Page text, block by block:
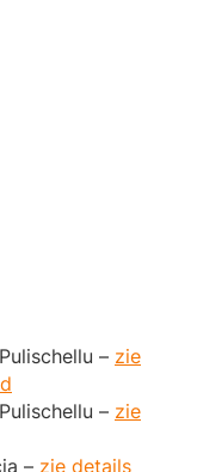
– zie
– zie
– zie details